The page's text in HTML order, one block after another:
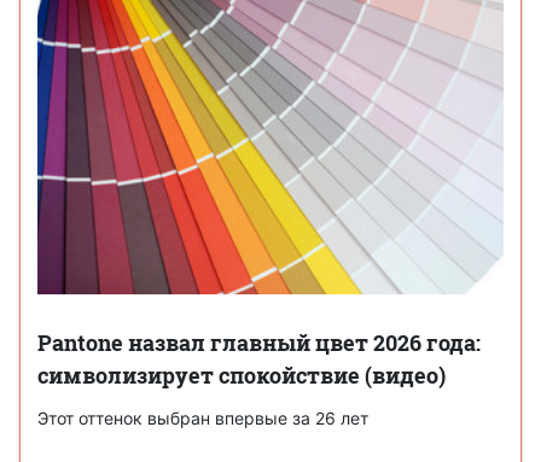
Pantone назвал главный цвет 2026 года:
символизирует спокойствие (видео)
Этот оттенок выбран впервые за 26 лет